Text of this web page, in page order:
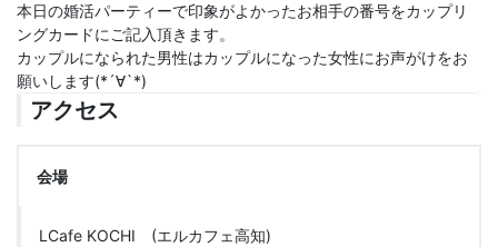
本日の婚活パーティーで印象がよかったお相手の番号をカップリ
ングカードにご記入頂きます。
カップルになられた男性はカップルになった女性にお声がけをお
願いします(*´∀`*)
アクセス
会場
LCafe KOCHI (エルカフェ高知)